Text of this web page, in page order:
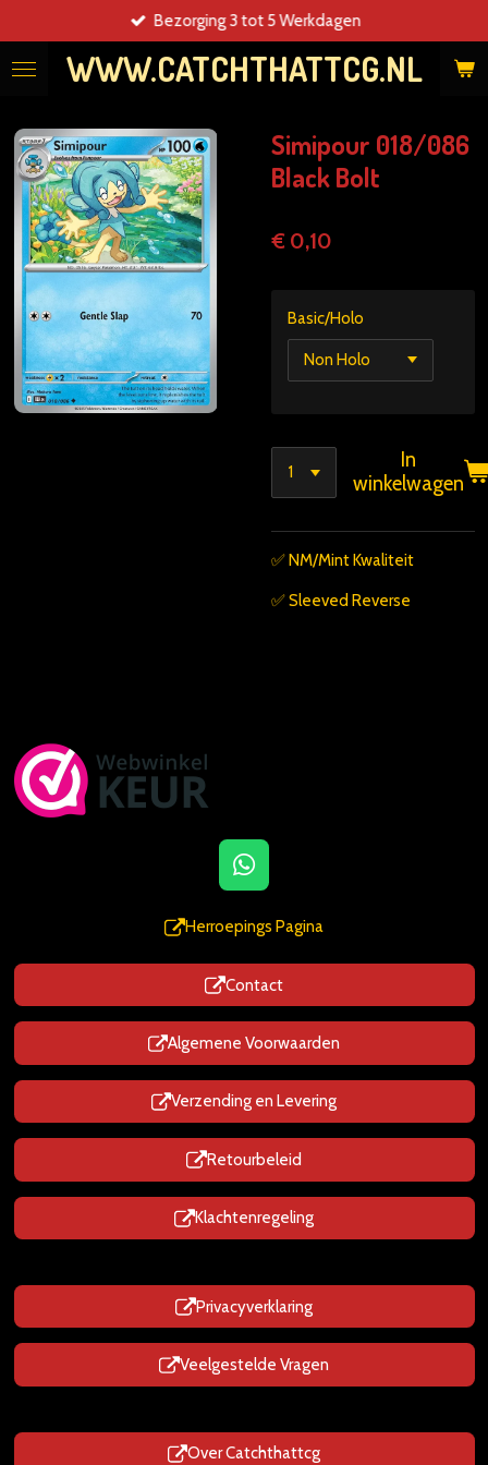
direct
naar
WWW.CATCHTHATTCG.NL
Bezorging 3 tot 5 Werkdagen
Simipour 018/086
Black Bolt
€ 0,10
Basic/Holo
In
winkelwagen
✅️ NM/Mint Kwaliteit
✅️ Sleeved Reverse
W
h
a
s
A
p
p
Herroepings Pagina
Contact
Algemene Voorwaarden
Verzending en Levering
Retourbeleid
Klachtenregeling
Privacyverklaring
Veelgestelde Vragen
Over Catchthattcg